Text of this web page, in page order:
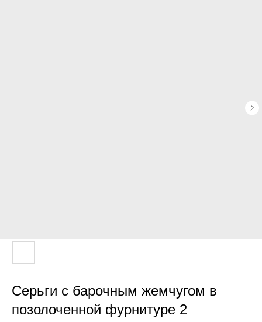
Серьги с барочным жемчугом в
позолоченной фурнитуре 2